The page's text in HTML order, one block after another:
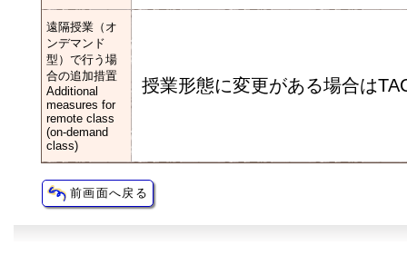
遠隔授業（オ
ンデマンド
型）で行う場
合の追加措置
Additional
measures for
remote class
(on-demand
class)
授業形態に変更がある場合は